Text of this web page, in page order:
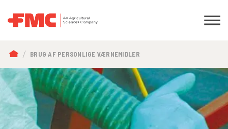
BRØDKRUMME
BRUG AF PERSONLIGE VÆRNEMIDLER